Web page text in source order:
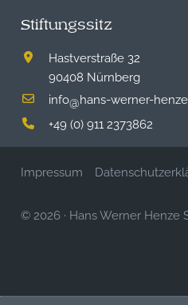
Stiftungssitz
Hastverstraße 32
90408 Nürnberg
info@hans-werner-
+49 (0) 911 2373862
Impressum
© 2026 · Hans Werner Henze